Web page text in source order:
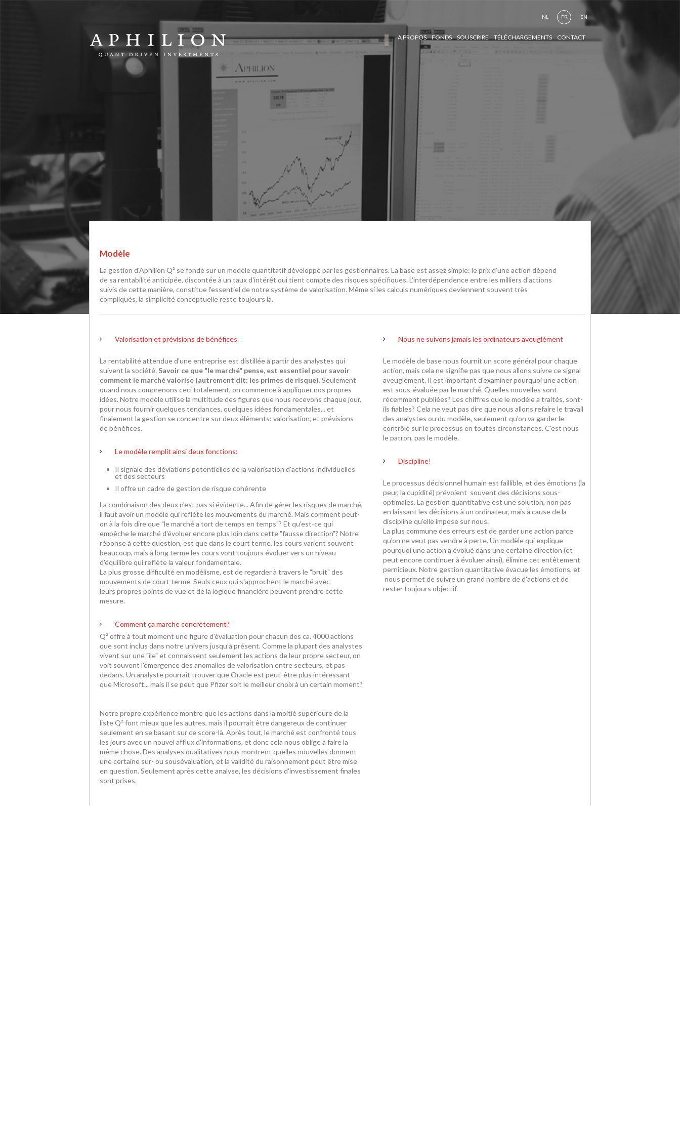
NL FR EN
A PROPOS FONDS SOUSCRIRE TÉLÉCHARGEMENTS CONTACT
Modèle
La gestion d'Aphilion Q² se fonde sur un modèle quantitatif développé par les gestionnaires. La base est assez simple: le prix d'une action dépend
de sa rentabilité anticipée, discontée à un taux d'intérêt qui tient compte des risques spécifiques. L'interdépendence entre les milliers d'actions
suivis de cette manière, constitue l'essentiel de notre système de valorisation. Même si les calculs numériques deviennent souvent très
compliqués, la simplicité conceptuelle reste toujours là.
Valorisation et prévisions de bénéfices
La rentabilité attendue d'une entreprise est distillée à partir des analystes qui
suivent la société. Savoir ce que "le marché" pense, est essentiel pour savoir
comment le marché valorise (autrement dit: les primes de risque). Seulement
quand nous comprenons ceci totalement, on commence à appliquer nos propres
idées. Notre modèle utilise la multitude des figures que nous recevons chaque jour,
pour nous fournir quelques tendances, quelques idées fondamentales... et
finalement la gestion se concentre sur deux éléments: valorisation, et prévisions
de bénéfices.
Le modèle remplit ainsi deux fonctions:
Il signale des déviations potentielles de la valorisation d'actions individuelles
et des secteurs
Il offre un cadre de gestion de risque cohérente
La combinaison des deux n'est pas si évidente... Afin de gérer les risques de marché,
il faut avoir un modèle qui reflète les mouvements du marché. Mais comment peut-
on à la fois dire que "le marché a tort de temps en temps"? Et qu'est-ce qui
empêche le marché d'évoluer encore plus loin dans cette "fausse direction"? Notre
réponse à cette question, est que dans le court terme, les cours varient souvent
beaucoup, mais à long terme les cours vont toujours évoluer vers un niveau
d'équilibre qui reflète la valeur fondamentale.
La plus grosse difficulté en modélisme, est de regarder à travers le "bruit" des
mouvements de court terme. Seuls ceux qui s'approchent le marché avec
leurs propres points de vue et de la logique financière peuvent prendre cette
mesure.
Comment ça marche concrètement?
Q² offre à tout moment une figure d'évaluation pour chacun des ca. 4000 actions
que sont inclus dans notre univers jusqu'à présent. Comme la plupart des analystes
vivent sur une "île" et connaissent seulement les actions de leur propre secteur, on
voit souvent l'émergence des anomalies de valorisation entre secteurs, et pas
dedans. Un analyste pourrait trouver que Oracle est peut-être plus intéressant
que Microsoft... mais il se peut que Pfizer soit le meilleur choix à un certain moment?
Notre propre expérience montre que les actions dans la moitié supérieure de la
liste Q² font mieux que les autres, mais il pourrait être dangereux de continuer
seulement en se basant sur ce score-là. Après tout, le marché est confronté tous
les jours avec un nouvel afflux d'informations, et donc cela nous oblige à faire la
même chose. Des analyses qualitatives nous montrent quelles nouvelles donnent
une certaine sur- ou sousévaluation, et la validité du raisonnement peut être mise
en question. Seulement après cette analyse, les décisions d'investissement finales
sont prises.
Nous ne suivons jamais les ordinateurs aveuglément
Le modèle de base nous fournit un score général pour chaque
action, mais cela ne signifie pas que nous allons suivre ce signal
aveuglément. Il est important d'examiner pourquoi une action
est sous-évaluée par le marché. Quelles nouvelles sont
récemment publiées? Les chiffres que le modèle a traités, sont-
ils fiables? Cela ne veut pas dire que nous allons refaire le travail
des analystes ou du modèle, seulement qu'on va garder le
contrôle sur le processus en toutes circonstances. C'est nous
le patron, pas le modèle.
Discipline!
Le processus décisionnel humain est faillible, et des émotions (la
peur, la cupidité) prévoient souvent des décisions sous-
optimales. La gestion quantitative est une solution, non pas
en laissant les décisions à un ordinateur, mais à cause de la
discipline qu'elle impose sur nous.
La plus commune des erreurs est de garder une action parce
qu'on ne veut pas vendre à perte. Un modèle qui explique
pourquoi une action a évolué dans une certaine direction (et
peut encore continuer à évoluer ainsi), élimine cet entêtement
pernicieux. Notre gestion quantitative évacue les émotions, et
nous permet de suivre un grand nombre de d'actions et de
rester toujours objectif.